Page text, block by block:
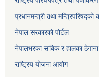
प्रधानमन्त्री तथा मन्त्रिपरिषद्को
नेपाल सरकारको पोर्टल
नेपालभरका साबिक र हालका ठेगाना
राष्ट्रिय योजना आयोग